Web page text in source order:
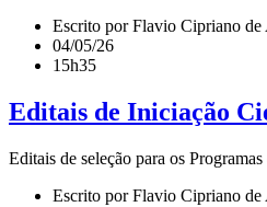
Escrito por Flavio Cipriano de
04/05/26
15h35
Editais de Iniciação
Editais de seleção para os
Escrito por Flavio Cipriano de